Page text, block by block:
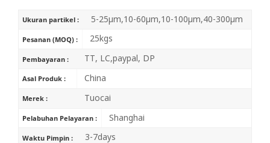
Ukuran partikel : 5-25μm,10-60μm,10-100μm,40-300μm
Pesanan (MOQ) : 25kgs
Pembayaran : TT, LC,paypal, DP
Asal Produk : China
Merek : Tuocai
Pelabuhan Pelayaran : Shanghai
Waktu Pimpin : 3-7days